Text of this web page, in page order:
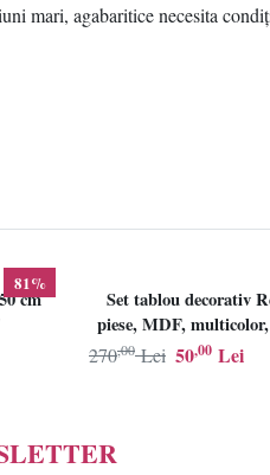
mari, agabaritice necesita
81%
cm
Set tablou decorativ
piese, MDF, multicolor,
Resigilat, Grad
50,00 Lei
270,00 Lei